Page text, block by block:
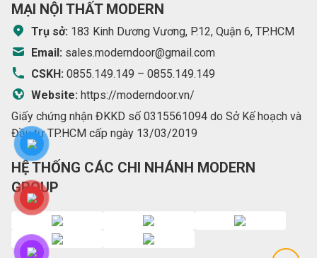
MẠI NỘI THẤT MODERN
Trụ sở: 183 Kinh Dương Vương, P.12, Quận 6, TP.HCM
Email: sales.moderndoor@gmail.com
CSKH: 0855.149.149 – 0855.149.149
Website: https://moderndoor.vn/
Giấy chứng nhận ĐKKD số 0315561094 do Sở Kế hoạch và
Đầu tư TP.HCM cấp ngày 13/03/2019
HỆ THỐNG CÁC CHI NHÁNH MODERN
GROUP